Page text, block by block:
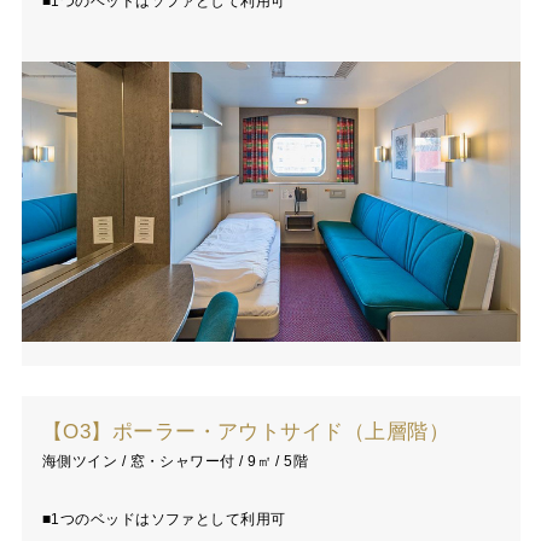
【O3】ポーラー・アウトサイド（上層階）
海側ツイン / 窓・シャワー付 / 9㎡ / 5階
■1つのベッドはソファとして利用可